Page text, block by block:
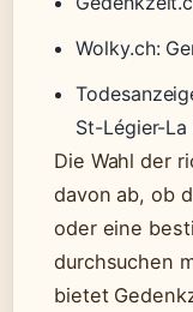
Wolky.ch:
St-Légier-La
Die Wahl der
davon ab, ob
oder eine
durchsuchen
bietet